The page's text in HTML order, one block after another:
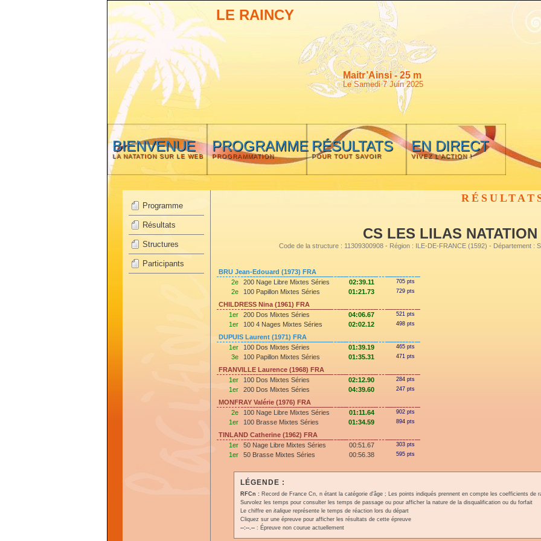
LE RAINCY
Maitr’Ainsi - 25 m
Le Samedi 7 Juin 2025
BIENVENUE
LA NATATION SUR LE WEB
PROGRAMME
PROGRAMMATION
RÉSULTATS
POUR TOUT SAVOIR
EN DIRECT
VIVEZ L'ACTION !
Programme
Résultats
Structures
Participants
CS LES LILAS NATATION
Code de la structure : 11309300908 - Région : ILE-DE-FRANCE (1592) - Département :
BRU Jean-Edouard (1973) FRA
2e
200 Nage Libre Mixtes Séries 02:39.11 705 pts
2e 100 Papillon Mixtes Séries 01:21.73 729 pts
CHILDRESS Nina (1961) FRA
1er
200 Dos Mixtes Séries 04:06.67 521 pts
1er 100 4 Nages Mixtes Séries 02:02.12 498 pts
DUPUIS Laurent (1971) FRA
1er
100 Dos Mixtes Séries 01:39.19 465 pts
3e 100 Papillon Mixtes Séries 01:35.31 471 pts
FRANVILLE Laurence (1968) FRA
1er
100 Dos Mixtes Séries 02:12.90 284 pts
1er 200 Dos Mixtes Séries 04:39.60 247 pts
MONFRAY Valérie (1976) FRA
2e
100 Nage Libre Mixtes Séries 01:11.64 902 pts
1er 100 Brasse Mixtes Séries 01:34.59 894 pts
TINLAND Catherine (1962) FRA
1er
50 Nage Libre Mixtes Séries 00:51.67 303 pts
1er 50 Brasse Mixtes Séries 00:56.38 595 pts
LÉGENDE :
RFCn : Record de France Cn, n étant la catégorie d'âge ; Les points indiqués prennent en compte les coefficients de
Survolez les temps pour consulter les temps de passage ou pour afficher la nature de la disqualification ou du forfait
Le chiffre en italiquereprésente le temps de réaction lors du départ
Cliquez sur une épreuve pour afficher les résultats de cette épreuve
--:--.--: Épreuve non courue actuellement